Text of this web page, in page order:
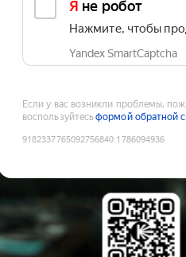
Я не робот
Нажмите, чтобы
Yandex SmartCaptcha
Если у вас возникли проблемы,
воспользуйтесьформой обратной
9182337765092756840:1786094936